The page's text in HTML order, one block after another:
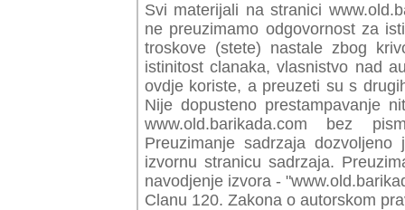
Svi materijali na stranici
preuzimamo odgovornost za
troskove (stete) nastale zbog
istinitost clanaka, vlasnistvo nad
ovdje koriste, a preuzeti su s
Nije dopusteno prestampavanje
www.old.barikada.com bez
Preuzimanje sadrzaja
izvornu stranicu sadrzaja.
navodjenje izvora -
Clanu 120. Zakona o autorskom